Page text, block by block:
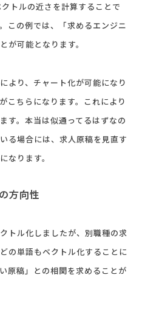
トルの近さを計算することで
この例では、「求めるエンジニ
が可能となります。
より、チャート化が可能になり
こちらになります。これにより
す。本当は似通ってるはずなの
る場合には、求人原稿を見直す
なります。
方向性
トル化しましたが、別職種の求
の単語もベクトル化することに
原稿」との相関を求めることが